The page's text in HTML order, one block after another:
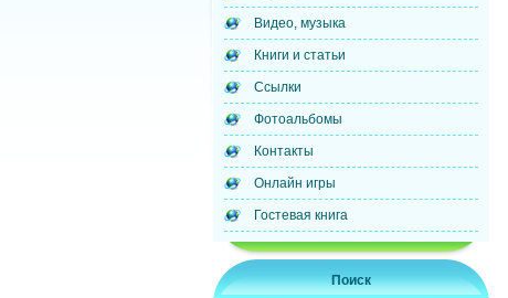
Видео, музыка
Книги и статьи
Ссылки
Фотоальбомы
Контакты
Онлайн игры
Гостевая книга
Поиск